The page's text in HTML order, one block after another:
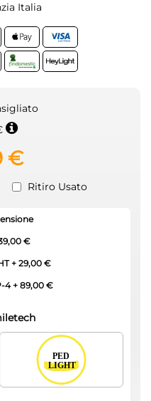
Italia
€
Ritiro Usato
€
+ 29,00 €
4+ 89,00 €